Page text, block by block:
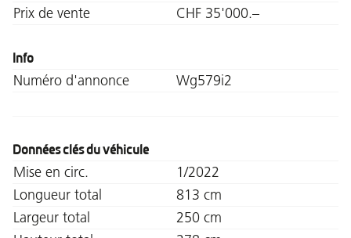
Prix de vente
CHF 35'000.–
Info
Numéro d'annonce Wg579i2
Données clés du véhicule
Mise en circ.
1/2022
Longueur total
813 cm
Largeur total
250 cm